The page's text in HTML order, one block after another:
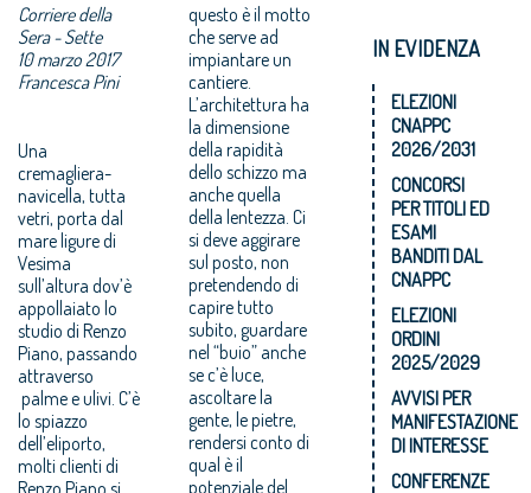
Corriere della
Sera - Sette
10 marzo 2017
Francesca Pini
Una
cremagliera-
navicella, tutta
vetri, porta dal
mare ligure di
Vesima
sull’altura dov’è
appollaiato lo
studio di Renzo
Piano, passando
attraverso
palme e ulivi. C’è
lo spiazzo
dell’eliporto,
molti clienti di
Renzo Piano si
questo è il motto
che serve ad
impiantare un
cantiere.
L’architettura ha
la dimensione
della rapidità
dello schizzo ma
anche quella
della lentezza. Ci
si deve aggirare
sul posto, non
pretendendo di
capire tutto
subito, guardare
nel “buio” anche
se c’è luce,
ascoltare la
gente, le pietre,
rendersi conto di
qual è il
potenziale del
IN EVIDENZA
ELEZIONI
CNAPPC
2026/2031
CONCORSI
PER TITOLI ED
ESAMI
BANDITI DAL
CNAPPC
ELEZIONI
ORDINI
2025/2029
AVVISI PER
MANIFESTAZIONE
DI INTERESSE
CONFERENZE